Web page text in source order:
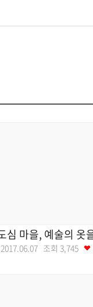
심 마을, 예술의 옷
2017.06.07 조회 3,745